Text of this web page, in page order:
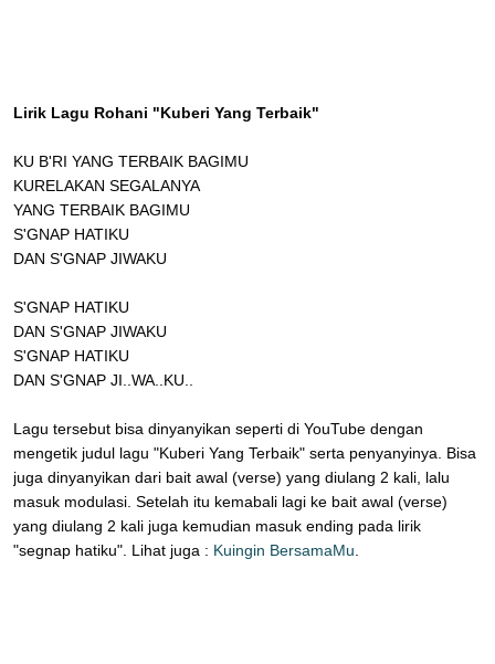
Lirik Lagu Rohani "Kuberi Yang Terbaik"
KU B'RI YANG TERBAIK BAGIMU
KURELAKAN SEGALANYA
YANG TERBAIK BAGIMU
S'GNAP HATIKU
DAN S'GNAP JIWAKU
S'GNAP HATIKU
DAN S'GNAP JIWAKU
S'GNAP HATIKU
DAN S'GNAP JI..WA..KU..
Lagu tersebut bisa dinyanyikan seperti di YouTube dengan
mengetik judul lagu "Kuberi Yang Terbaik" serta penyanyinya. Bisa
juga dinyanyikan dari bait awal (verse) yang diulang 2 kali, lalu
masuk modulasi. Setelah itu kemabali lagi ke bait awal (verse)
yang diulang 2 kali juga kemudian masuk ending pada lirik
"segnap hatiku". Lihat juga : Kuingin BersamaMu